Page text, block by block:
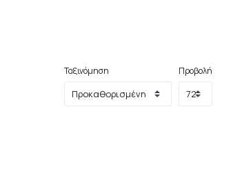
Ταξινόμηση Προβολή